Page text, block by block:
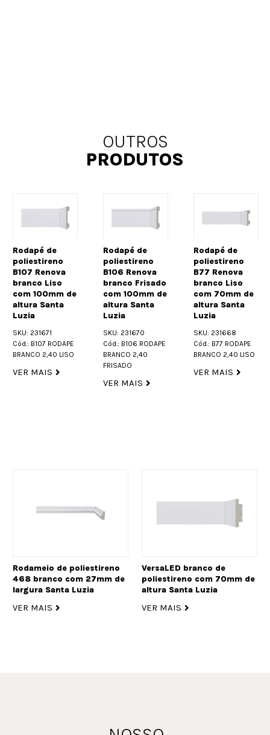
OUTROS
PRODUTOS
Rodapé de
poliestireno
B107 Renova
branco Liso
com 100mm de
altura Santa
Luzia
SKU: 231671
Cód.: B107 RODAPE
BRANCO 2,40 LISO
VER MAIS
Rodapé de
poliestireno
B106 Renova
branco Frisado
com 100mm de
altura Santa
Luzia
SKU: 231670
Cód.: B106 RODAPE
BRANCO 2,40
FRISADO
VER MAIS
Rodapé de
poliestireno
B77 Renova
branco Liso
com 70mm de
altura Santa
Luzia
SKU: 231668
Cód.: B77 RODAPE
BRANCO 2,40 LISO
VER MAIS
Rodameio de poliestireno
468 branco com 27mm de
largura Santa Luzia
VER MAIS
VersaLED branco de
poliestireno com 70mm de
altura Santa Luzia
VER MAIS